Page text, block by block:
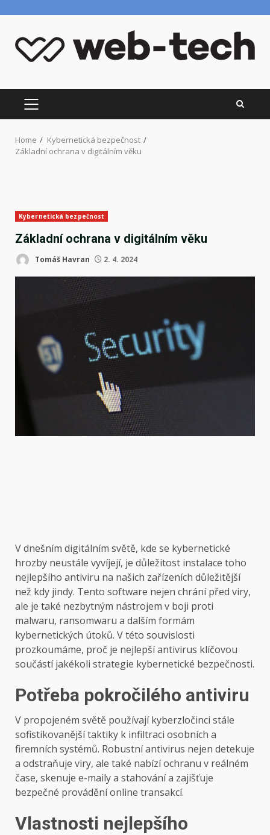
content
PRIMARY
MENU
Home
Kybernetická bezpečnost
Základní ochrana v digitálním věku
Kybernetická bezpečnost
Základní ochrana v digitálním věku
Tomáš Havran 2. 4. 2024
V dnešním digitálním světě, kde se kybernetické
hrozby neustále vyvíjejí, je důležitost instalace toho
nejlepšího antiviru na našich zařízeních důležitější
než kdy jindy. Tento software nejen chrání před viry,
ale je také nezbytným nástrojem v boji proti
malwaru, ransomwaru a dalším formám
kybernetických útoků. V této souvislosti
prozkoumáme, proč je nejlepší antivirus klíčovou
součástí jakékoli strategie kybernetické bezpečnosti.
Potřeba pokročilého antiviru
V propojeném světě používají kyberzločinci stále
sofistikovanější taktiky k infiltraci osobních a
firemních systémů. Robustní antivirus nejen detekuje
a odstraňuje viry, ale také nabízí ochranu v reálném
čase, skenuje e-maily a stahování a zajišťuje
bezpečné provádění online transakcí.
Vlastnosti nejlepšího